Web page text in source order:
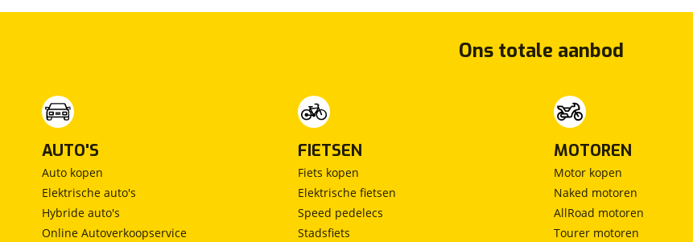
Ons totale aanbod
AUTO'S
Auto kopen
Elektrische auto's
Hybride auto's
Online Autoverkoopservice
FIETSEN
Fiets kopen
Elektrische fietsen
Speed pedelecs
Stadsfiets
MOTOREN
Motor kopen
Naked motoren
AllRoad motoren
Tourer motoren